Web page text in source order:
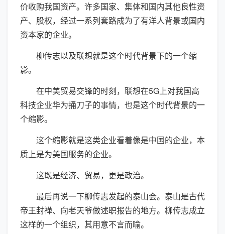
价收购我国资产。许多国家、集体和国内其他良性资
产、股权，经过一系列套路成为了有洋人背景或国内
资本家的企业。
柳传志以及联想就是这个时代背景下的一个缩
影。
在中美贸易交锋的时刻，联想在5G上对我国高
科技企业华为捅刀子的事情，也是这个时代背景的一
个缩影。
这个缩影就是这类企业看着像是中国的企业，本
质上是为美国服务的企业。
这既是经济、贸易，更是政治。
最后再说一下柳传志发起的泰山会。泰山是古代
帝王封禅、向老天爷做述职报告的地方。柳传志成立
这样的一个组织，其用意不言而喻。